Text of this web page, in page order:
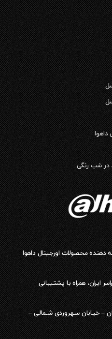
دهنده محصولات اورجینال داهوا
ایران، همراه با پشتیبانی
– خیابان سـهروردی شـمالی –